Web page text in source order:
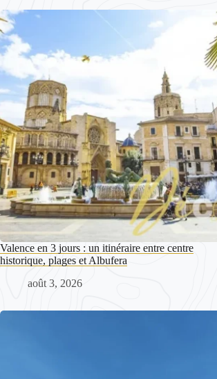
Valence en 3 jours : un itinéraire entre centre
historique, plages et Albufera
août 3, 2026